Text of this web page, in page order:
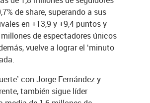
de share, superando a sus
en +13,9 y +9,4 puntos y
de espectadores únicos
vuelve a lograr el ‘minuto
con Jorge Fernández y
también sigue líder